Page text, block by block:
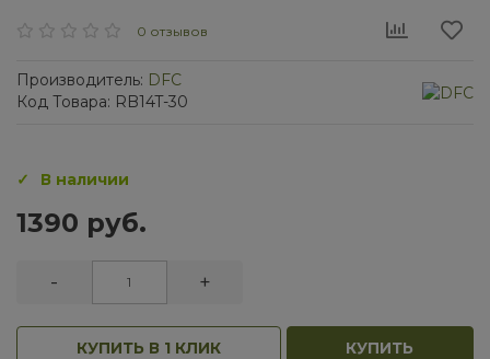
0 отзывов
Производитель: DFC
Код Товара: RB14T-30
В наличии
1390 руб.
- +
КУПИТЬ В 1 КЛИК КУПИТЬ